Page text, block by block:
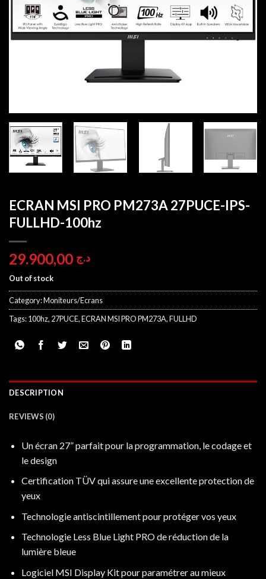
ECRAN MSI PRO PM273A 27PUCE-IPS-
FULLHD-100hz
د.ج
Out of stock
Category:Moniteurs/Ecrans
Tags:100hz, 27PUCE,ECRAN MSI PRO PM273A,FULLHD
DESCRIPTION
REVIEWS (0)
Un écran 27” parfait pour la programmation, le codage et
le design
Certification TÜV qui assure une excellente protection de
yeux
Technologie antiscintillement pour protéger vos yeux
Technologie Less Blue Light PRO de réduction de la
lumière bleue
Logiciel MSI Display Kit pour paramétrer au mieux